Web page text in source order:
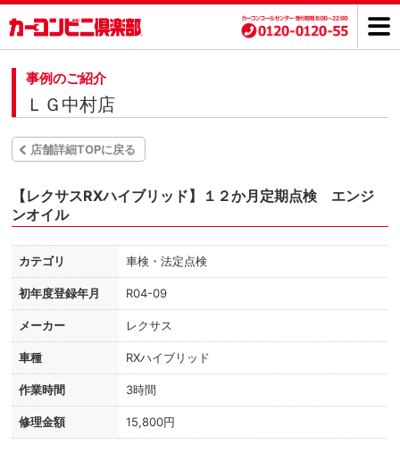
事例のご紹介
ＬＧ中村店
店舗詳細TOPに戻る
【レクサスRXハイブリッド】１２か月定期点検 エンジ
ンオイル
カテゴリ 車検・法定点検
初年度登録年月 R04-09
メーカー レクサス
車種 RXハイブリッド
作業時間 3時間
修理金額 15,800円